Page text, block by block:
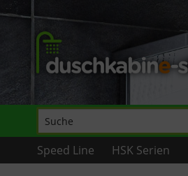
Speed Line HSK Serien